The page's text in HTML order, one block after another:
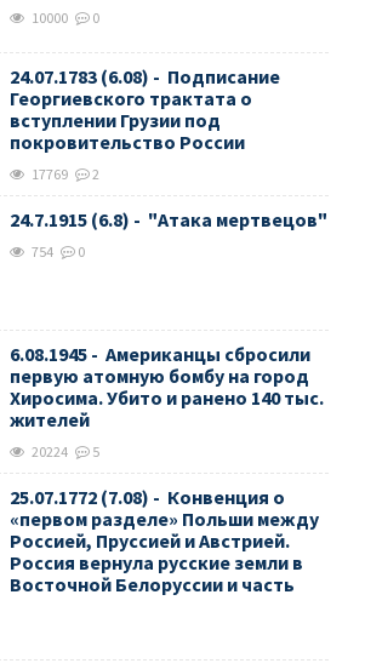
10000 0
24.07.1783 (6.08) - Подписание
Георгиевского трактата о
вступлении Грузии под
покровительство России
17769 2
24.7.1915 (6.8) - "Атака мертвецов"
754 0
6.08.1945 - Американцы сбросили
первую атомную бомбу на город
Хиросима. Убито и ранено 140 тыс.
жителей
20224 5
25.07.1772 (7.08) - Конвенция о
«первом разделе» Польши между
Россией, Пруссией и Австрией.
Россия вернула русские земли в
Восточной Белоруссии и часть